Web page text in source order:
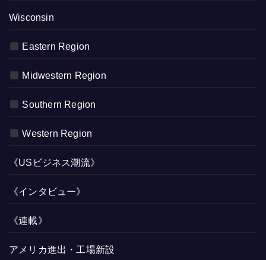
Wisconsin
Eastern Region
Midwestern Region
Southern Region
Western Region
《USビジネス潮流》
《インタビュー》
《連載》
アメリカ進出・工場新設